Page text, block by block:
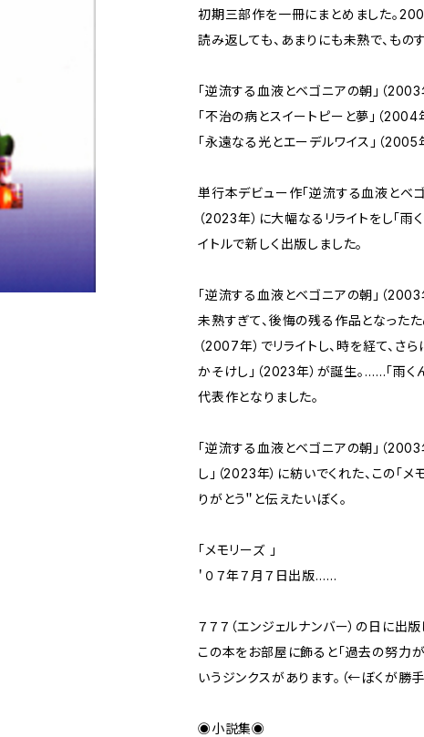
初期三部作を一冊にまとめました。
読み返しても、あまりにも未熟で、もの
「逆流する血液とベゴニアの朝」（2003
「不治の病とスイートピーと夢」（2004
「永遠なる光とエーデルワイス」（2005
単行本デビュー作「逆流する血液とベ
（2023年）に大幅なるリライトをし「雨
イトルで新しく出版しました。
「逆流する血液とベゴニアの朝」（
未熟すぎて、後悔の残る作品となったた
（2007年）でリライトし、時を経て、さら
かそけし」（2023年）が誕生。……「雨く
代表作となりました。
「逆流する血液とベゴニアの朝」（2003
し」（2023年）に紡いでくれた、この「メ
りがとう＂と伝えたいぼく。
「メモリーズ 」
＇０７年７月７日出版……
７７７（エンジェルナンバー）の日に出版
この本をお部屋に飾ると「過去の努力
いうジンクスがあります。（←ぼくが勝
◉小説集◉